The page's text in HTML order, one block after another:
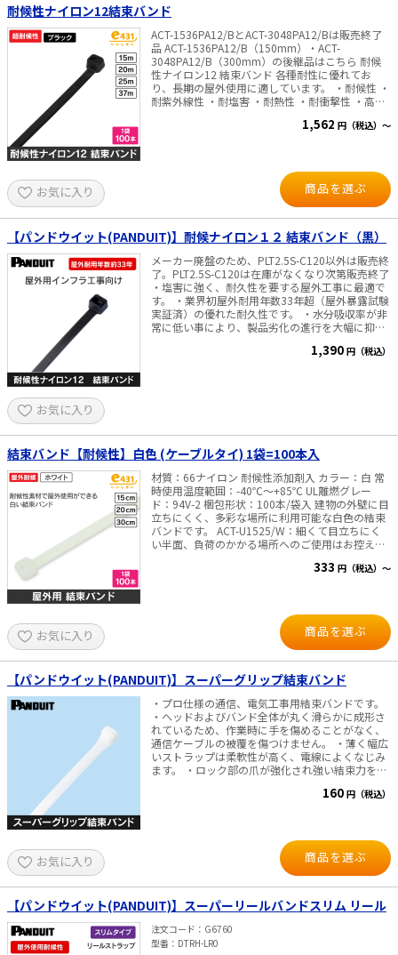
耐候性ナイロン12結束バンド
ACT-1536PA12/BとACT-3048PA12/Bは販売終了
品 ACT-1536PA12/B（150mm）・ACT-
3048PA12/B（300mm）の後継品はこちら 耐候
性ナイロン12 結束バンド 各種耐性に優れてお
り、長期の屋外使用に適しています。 ・耐候性 ・
耐紫外線性 ・耐塩害 ・耐熱性 ・耐衝撃性 ・高耐
1,562 円（税込）～
お気に入り 商品を選ぶ
【パンドウイット(PANDUIT)】耐候ナイロン１２ 結束バンド（黒）
メーカー廃盤のため、PLT2.5S-C120以外は販売終
了。PLT2.5S-C120は在庫がなくなり次第販売終了
・塩害に強く、耐久性を要する屋外工事に最適で
す。 ・業界初屋外耐用年数33年超（屋外暴露試験
実証済）の優れた耐久性です。 ・水分吸収率が非
常に低い事により、製品劣化の進行を大幅に抑制
NETIS登録製品です。（登録番号：KT-150105-
候性ナイロン 12 ・最大結束径 （φmm）： 22～
203 ・ループ引張強度 N（kg）： 80～400
1,390 円（税込）
お気に入り
結束バンド【耐候性】白色 (ケーブルタイ) 1袋=100本入
材質：66ナイロン 耐候性添加剤入 カラー：白 常
時使用温度範囲：-40℃～+85℃ UL離燃グレー
ド：94V-2 梱包形状：100本/袋入 建物の外壁に目
立ちにくく、多彩な場所に利用可能な白色の結束
バンドです。 ACT-U1525/W：細くて目立ちにく
い半面、負荷のかかる場所へのご使用はお控えく
333 円（税込）～
お気に入り 商品を選ぶ
【パンドウイット(PANDUIT)】スーパーグリップ結束バンド
・プロ仕様の通信、電気工事用結束バンドです。
・ヘッドおよびバンド全体が丸く滑らかに成形さ
れているため、作業時に手を傷めることがなく、
通信ケーブルの被覆を傷つけません。 ・薄く幅広
いストラップは柔軟性が高く、電線によくなじみ
ます。 ・ロック部の爪が強化され強い結束力を保
質： ナイロン6.6 ・長さ （mm）： 79～564 ・幅
160 円（税込）
お気に入り 商品を選ぶ
【パンドウイット(PANDUIT)】スーパーリールバンドスリム リール
注文コード
G6760
型番
DTRH-LR0